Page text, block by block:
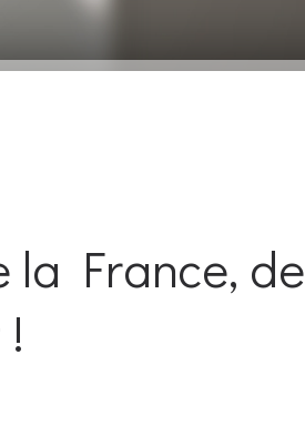
la France, de